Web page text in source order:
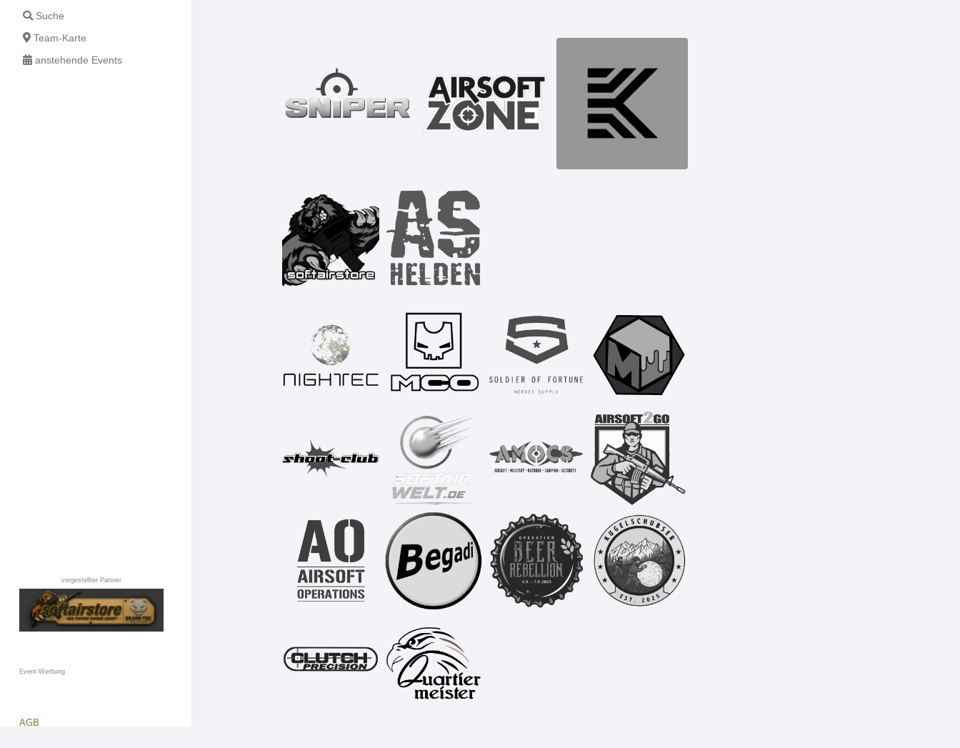
Suche
Team-Karte
anstehende Events
vorgestellter Partner
Event-Werbung
AGB